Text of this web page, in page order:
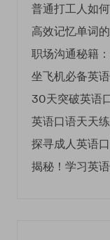
高效记忆单词
坐飞机必备英
30天突破英语
英语口语天天
揭秘！学习英